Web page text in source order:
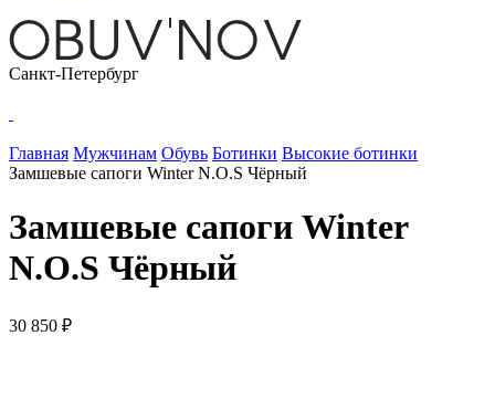
Санкт-Петербург
Главная Мужчинам Обувь Ботинки Высокие ботинки
Замшевые сапоги Winter N.O.S Чёрный
Замшевые сапоги Winter
N.O.S Чёрный
30 850 ₽